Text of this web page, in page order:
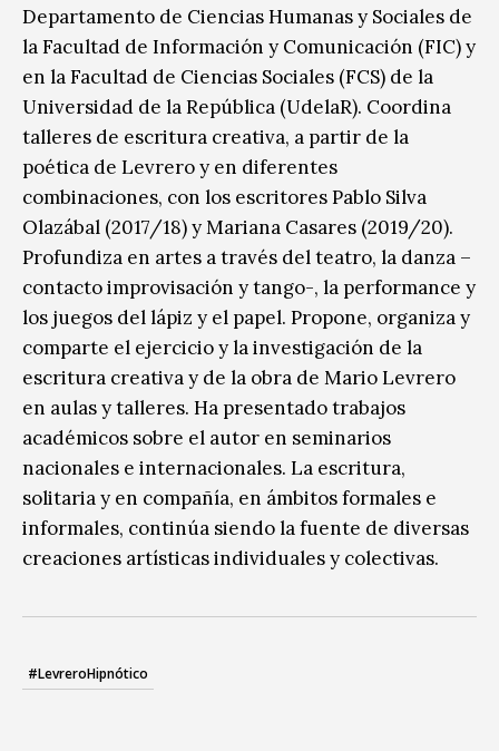
Departamento de Ciencias Humanas y Sociales de
la Facultad de Información y Comunicación (FIC) y
en la Facultad de Ciencias Sociales (FCS) de la
Universidad de la República (UdelaR). Coordina
talleres de escritura creativa, a partir de la
poética de Levrero y en diferentes
combinaciones, con los escritores Pablo Silva
Olazábal (2017/18) y Mariana Casares (2019/20).
Profundiza en artes a través del teatro, la danza –
contacto improvisación y tango-, la performance y
los juegos del lápiz y el papel. Propone, organiza y
comparte el ejercicio y la investigación de la
escritura creativa y de la obra de Mario Levrero
en aulas y talleres. Ha presentado trabajos
académicos sobre el autor en seminarios
nacionales e internacionales. La escritura,
solitaria y en compañía, en ámbitos formales e
informales, continúa siendo la fuente de diversas
creaciones artísticas individuales y colectivas.
#LevreroHipnótico